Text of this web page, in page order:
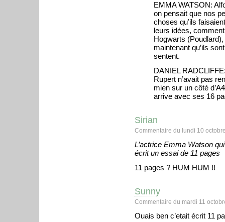
EMMA WATSON:
on pensait que nos
choses qu’ils
leurs idées,
Hogwarts
maintenant qu’ils
sentent.
DANIEL
Rupert n’avait pas
mien sur un côté
arrive avec ses 16
Sirian
Commentaire du lundi 10
L’actrice Emma Watson
écrit un essai de 11 pages
11 pages ? HUM HUM !!
Sunny
Commentaire du mardi 11
Ouais ben c’etait écrit 11